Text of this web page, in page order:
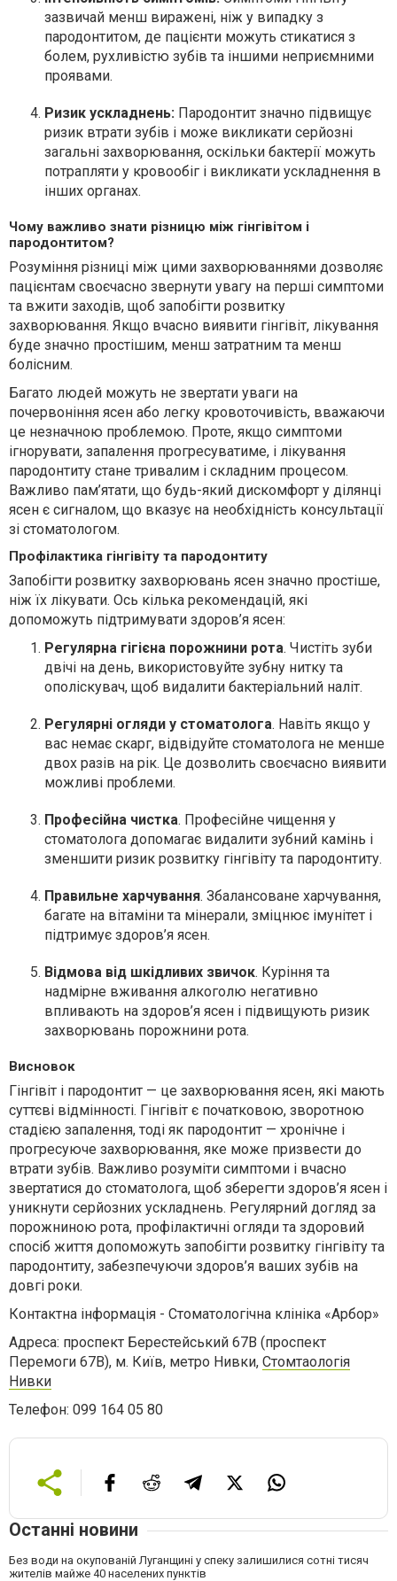
зазвичай менш виражені, ніж у випадку з
пародонтитом, де пацієнти можуть стикатися з
болем, рухливістю зубів та іншими неприємними
проявами.
Ризик ускладнень: Пародонтит значно підвищує
ризик втрати зубів і може викликати серйозні
загальні захворювання, оскільки бактерії можуть
потрапляти у кровообіг і викликати ускладнення в
інших органах.
Чому важливо знати різницю між гінгівітом і
пародонтитом?
Розуміння різниці між цими захворюваннями дозволяє
пацієнтам своєчасно звернути увагу на перші симптоми
та вжити заходів, щоб запобігти розвитку
захворювання. Якщо вчасно виявити гінгівіт, лікування
буде значно простішим, менш затратним та менш
болісним.
Багато людей можуть не звертати уваги на
почервоніння ясен або легку кровоточивість, вважаючи
це незначною проблемою. Проте, якщо симптоми
ігнорувати, запалення прогресуватиме, і лікування
пародонтиту стане тривалим і складним процесом.
Важливо пам’ятати, що будь-який дискомфорт у ділянці
ясен є сигналом, що вказує на необхідність консультації
зі стоматологом.
Профілактика гінгівіту та пародонтиту
Запобігти розвитку захворювань ясен значно простіше,
ніж їх лікувати. Ось кілька рекомендацій, які
допоможуть підтримувати здоров’я ясен:
Регулярна гігієна порожнини рота. Чистіть зуби
двічі на день, використовуйте зубну нитку та
ополіскувач, щоб видалити бактеріальний наліт.
Регулярні огляди у стоматолога. Навіть якщо у
вас немає скарг, відвідуйте стоматолога не менше
двох разів на рік. Це дозволить своєчасно виявити
можливі проблеми.
Професійна чистка. Професійне чищення у
стоматолога допомагає видалити зубний камінь і
зменшити ризик розвитку гінгівіту та пародонтиту.
Правильне харчування. Збалансоване харчування,
багате на вітаміни та мінерали, зміцнює імунітет і
підтримує здоров’я ясен.
Відмова від шкідливих звичок. Куріння та
надмірне вживання алкоголю негативно
впливають на здоров’я ясен і підвищують ризик
захворювань порожнини рота.
Висновок
Гінгівіт і пародонтит — це захворювання ясен, які мають
суттєві відмінності. Гінгівіт є початковою, зворотною
стадією запалення, тоді як пародонтит — хронічне і
прогресуюче захворювання, яке може призвести до
втрати зубів. Важливо розуміти симптоми і вчасно
звертатися до стоматолога, щоб зберегти здоров’я ясен і
уникнути серйозних ускладнень. Регулярний догляд за
порожниною рота, профілактичні огляди та здоровий
спосіб життя допоможуть запобігти розвитку гінгівіту та
пародонтиту, забезпечуючи здоров’я ваших зубів на
довгі роки.
Контактна інформація - Стоматологічна клініка «Арбор»
Адреса: проспект Берестейський 67В (проспект
Перемоги 67В), м. Київ, метро Нивки, Стомтаологія
Нивки
Телефон: 099 164 05 80
Останні новини
Без води на окупованій Луганщині у спеку залишилися сотні тисяч
жителів майже 40 населених пунктів